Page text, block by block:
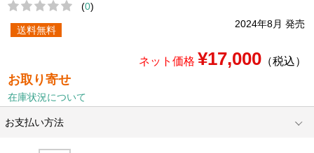
(0)
2024年8月 発売
送料無料
ネット価格 ¥17,000（税込）
お取り寄せ
在庫状況について
お支払い方法